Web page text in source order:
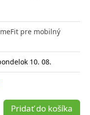
pre mobilný
10. 08.
Pridať do košíka